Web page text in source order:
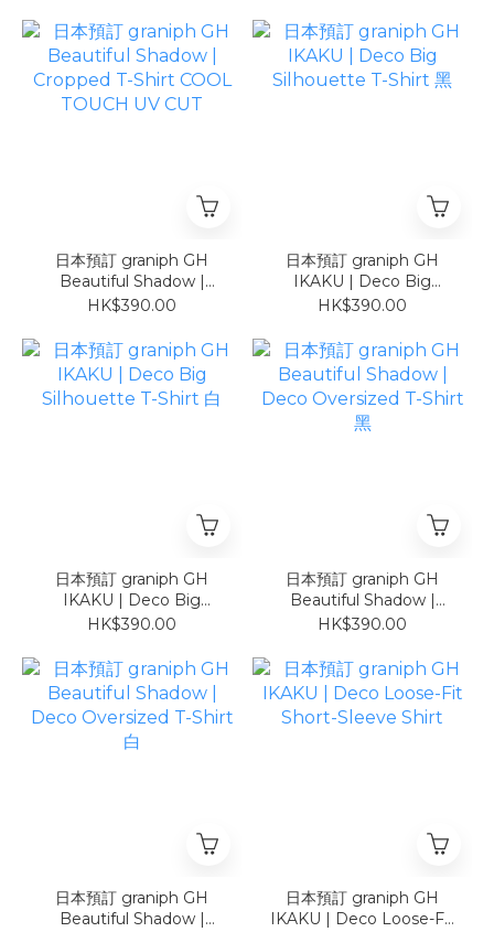
CUT
日本預訂 graniph GH
Beautiful Shadow |
Cropped T-Shirt COOL
HK$390.00
日本預訂 graniph GH
IKAKU | Deco Big
Silhouette T-Shirt 黑
HK$390.00
日本預訂 graniph GH
IKAKU | Deco Big
Silhouette T-Shirt 白
HK$390.00
日本預訂 graniph GH
Beautiful Shadow |
Deco Oversized T-Shirt
HK$390.00
日本預訂 graniph GH
Beautiful Shadow |
日本預訂 graniph GH
IKAKU | Deco Loose-Fit